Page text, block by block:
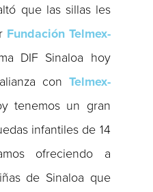
que las sillas les
Fundación Telmex-
DIF Sinaloa hoy
con Telmex-
tenemos un gran
infantiles de 14
ofreciendo a
de Sinaloa que